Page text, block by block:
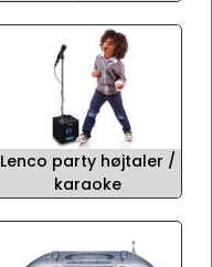
Lenco party højtaler /
karaoke